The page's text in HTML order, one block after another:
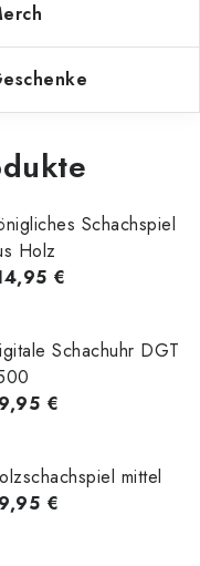
Schachspiel
Holz
€
Schachuhr DGT
€
mittel
€